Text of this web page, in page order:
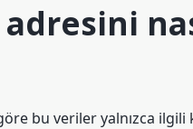
bu veriler yalnızca